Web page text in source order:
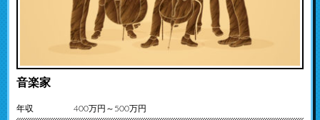
音楽家
年収 400万円～500万円